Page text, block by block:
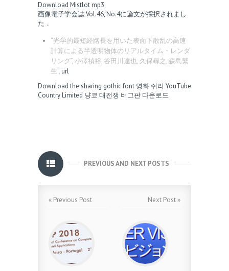
Download Mistlot mp3
画像電子学会誌 Vol.46, No.4に論文が採択されまし
た．
“光学的最短経路長を用いた表面下散乱の高速
計算による半透明物体のリアルタイム・レンダ
リング”, 小澤禎裕, 谷田川達也, 久保尋之, 森島繁
生”,url
Download the sharing gothic font 영화 쉬리 YouTube
Country Limited 냥코 대전쟁 버그판 다운로드
PREVIOUS AND NEXT POSTS
« Previous Post Next Post »